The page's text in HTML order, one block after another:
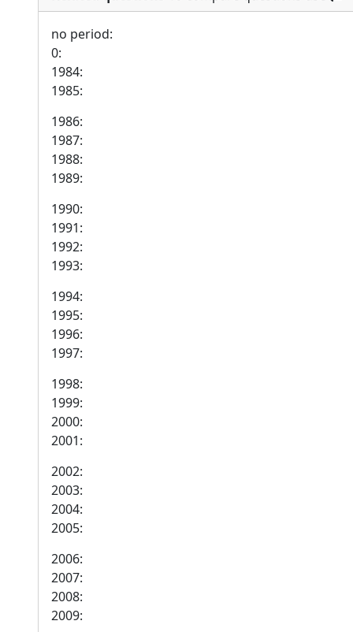
no period:
0:
1984:
1985:
1986:
1987:
1988:
1989:
1990:
1991:
1992:
1993:
1994:
1995:
1996:
1997:
1998:
1999:
2000:
2001:
2002:
2003:
2004:
2005:
2006:
2007:
2008:
2009: